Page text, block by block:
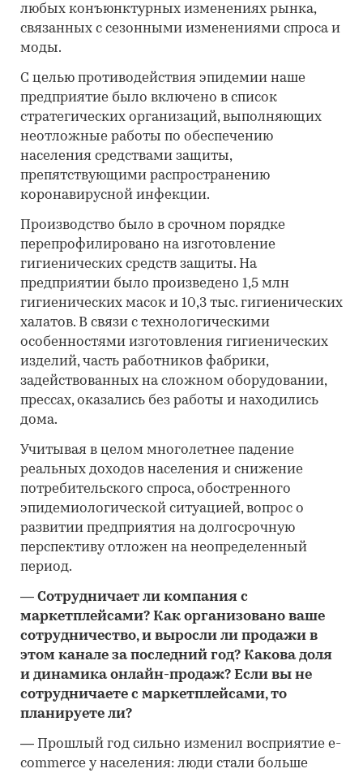
любых конъюнктурных изменениях рынка,
связанных с сезонными изменениями спроса и
моды.
С целью противодействия эпидемии наше
предприятие было включено в список
стратегических организаций, выполняющих
неотложные работы по обеспечению
населения средствами защиты,
препятствующими распространению
коронавирусной инфекции.
Производство было в срочном порядке
перепрофилировано на изготовление
гигиенических средств защиты. На
предприятии было произведено 1,5 млн
гигиенических масок и 10,3 тыс. гигиенических
халатов. В связи с технологическими
особенностями изготовления гигиенических
изделий, часть работников фабрики,
задействованных на сложном оборудовании,
прессах, оказались без работы и находились
дома.
Учитывая в целом многолетнее падение
реальных доходов населения и снижение
потребительского спроса, обостренного
эпидемиологической ситуацией, вопрос о
развитии предприятия на долгосрочную
перспективу отложен на неопределенный
период.
― Сотрудничает ли компания с
маркетплейсами? Как организовано ваше
сотрудничество, и выросли ли продажи в
этом канале за последний год? Какова доля
и динамика онлайн-продаж? Если вы не
сотрудничаете с маркетплейсами, то
планируете ли?
― Прошлый год сильно изменил восприятие e-
commerce у населения: люди стали больше